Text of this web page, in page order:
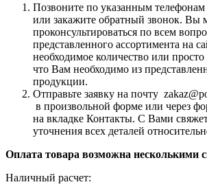
Позвоните по указанным телефонам
или закажите обратный звонок. Вы
проконсультироваться по всем
представленного ассортимента на
необходимое количество или просто
что Вам необходимо из
продукции.
Отправьте заявку на почту
в произвольной форме или через
на вкладке Контакты. С Вами
уточнения всех деталей
Оплата товара возможна несколькими
Наличный расчет: